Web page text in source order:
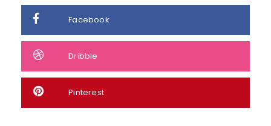
Facebook
Dribble
Pinterest